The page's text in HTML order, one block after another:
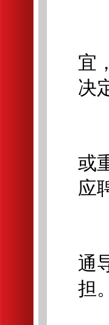
(
宜
决
(
或
应
(
通
担。